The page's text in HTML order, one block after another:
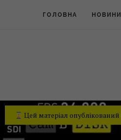
ГОЛОВНА НОВИНИ
Цей матеріал опублікований